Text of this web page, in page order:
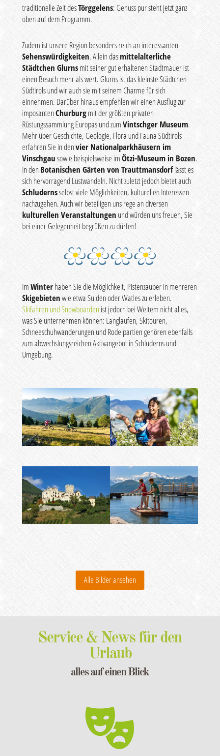
traditionelle Zeit desTörggelens: Genuss pur steht jetzt ganz
oben auf dem Programm.
Zudem ist unsere Region besonders reich an interessanten
Sehenswürdigkeiten. Allein dasmittelalterliche
Städtchen Glurnsmit seiner gut erhaltenen Stadtmauer ist
einen Besuch mehr als wert. Glurns ist das kleinste Städtchen
Südtirols und wir auch sie mit seinem Charme für sich
einnehmen. Darüber hinaus empfehlen wir einen Ausflug zur
imposantenChurburgmit der größten privaten
Rüstungssammlung Europas und zumVintschger Museum.
Mehr über Geschichte, Geologie, Flora und Fauna Südtirols
erfahren Sie in denvier Nationalparkhäusern im
Vinschgausowie beispielsweise imÖtzi-Museum in Bozen.
In den Botanischen Gärten von Trauttmansdorflässt es
sich hervorragend Lustwandeln. Nicht zuletzt jedoch bietet auch
Schludernsselbst viele Möglichkeiten, kulturellen Interessen
nachzugehen. Auch wir beteiligen uns rege an diversen
kulturellen Veranstaltungen und würden uns freuen, Sie
bei einer Gelegenheit begrüßen zu dürfen!
ImWinterhaben Sie die Möglichkeit, Pistenzauber in mehreren
Skigebietenwie etwa Sulden oder Watles zu erleben.
Skifahren und Snowboardenist jedoch bei Weitem nicht alles,
was Sie unternehmen können: Langlaufen, Skitouren,
Schneeschuhwanderungen und Rodelpartien gehören ebenfalls
zum abwechslungsreichen Aktivangebot in Schluderns und
Umgebung.
Alle Bilder ansehen
Service & News für den
Urlaub
alles auf einen Blick